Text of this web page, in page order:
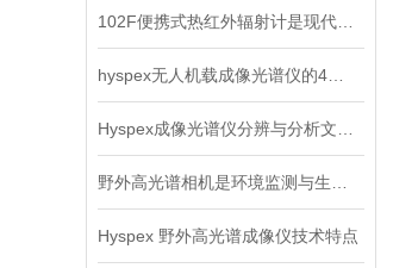
Hyspex 野外高光谱成像仪技术特点